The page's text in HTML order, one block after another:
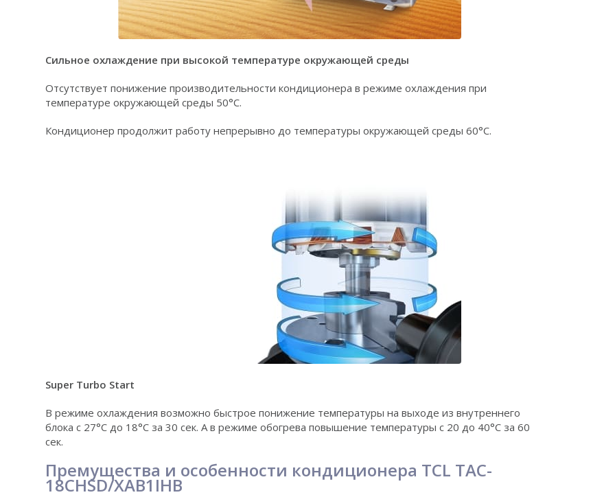
Сильное охлаждение при высокой температуре окружающей среды
Отсутствует понижение производительности кондиционера в режиме охлаждения при
температуре окружающей среды 50°C.
Кондиционер продолжит работу непрерывно до температуры окружающей среды 60°C.
Super Turbo Start
В режиме охлаждения возможно быстрое понижение температуры на выходе из внутреннего
блока с 27°С до 18°С за 30 сек. А в режиме обогрева повышение температуры с 20 до 40°С за 60
сек.
Премущества и особенности кондиционера TCL TAC-
18CHSD/XAB1IHB